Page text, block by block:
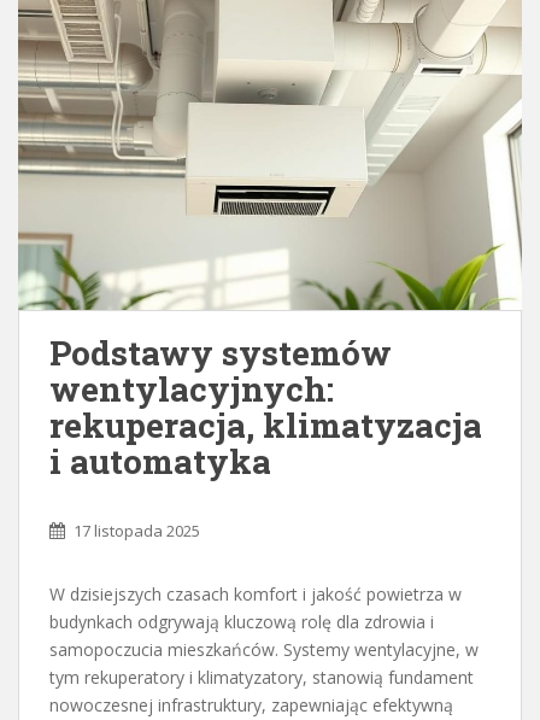
Podstawy systemów
wentylacyjnych:
rekuperacja, klimatyzacja
i automatyka
17 listopada 2025
W dzisiejszych czasach komfort i jakość powietrza w
budynkach odgrywają kluczową rolę dla zdrowia i
samopoczucia mieszkańców. Systemy wentylacyjne, w
tym rekuperatory i klimatyzatory, stanowią fundament
nowoczesnej infrastruktury, zapewniając efektywną